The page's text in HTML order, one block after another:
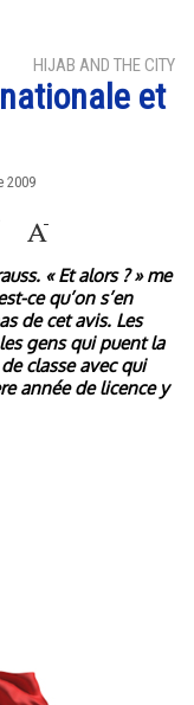
HIJAB AND THE CITY
et
2009
« Et alors ? » me
ce qu’on s’en
de cet avis. Les
gens qui puent la
classe avec qui
année de licence y